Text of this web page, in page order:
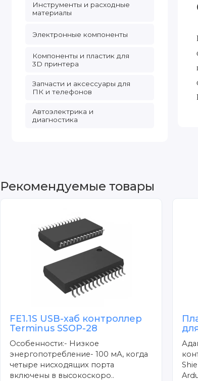
Инструменты и расходные
материалы
Электронные компоненты
Компоненты и пластик для
3D принтера
Запчасти и аксессуары для
ПК и телефонов
Автоэлектрика и
диагностика
Рекомендуемые товары
FE1.1S USB-хаб контроллер
Terminus SSOP-28
Особенности:- Низкое
энергопотребление- 100 мА, когда
четыре нисходящих порта
включены в высокоскоро..